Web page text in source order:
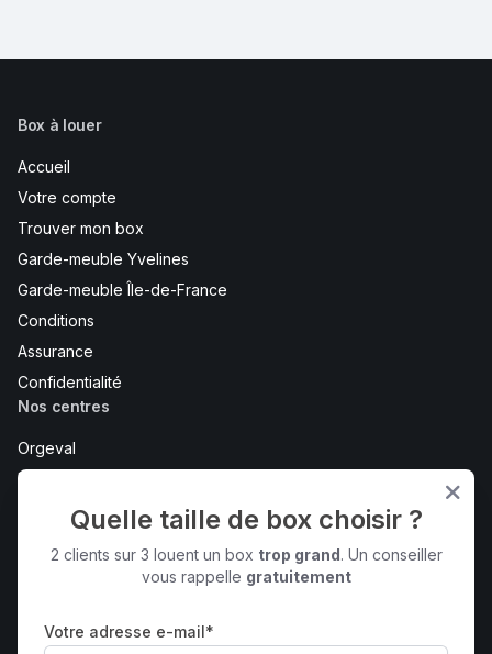
Box à louer
Accueil
Votre compte
Trouver mon box
Garde-meuble Yvelines
Garde-meuble Île-de-France
Conditions
Assurance
Confidentialité
Nos centres
Orgeval
Maurepas
Bois d'Arcy
2 rue Claude Bernard
Quelle taille de box choisir ?
2 clients sur 3 louent un box trop grand. Un conseiller
vous rappelle gratuitement
Votre adresse e-mail*